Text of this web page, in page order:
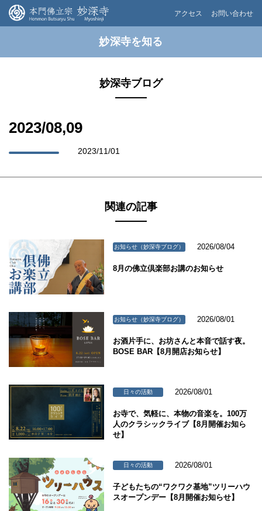
アクセス お問い合わせ
妙深寺を知る
妙深寺ブログ
2023/08,09
2023/11/01
関連の記事
お知らせ（妙深寺ブログ） 2026/08/04
8月の佛立倶楽部お講のお知らせ
お知らせ（妙深寺ブログ） 2026/08/01
お酒片手に、お坊さんと本音で話す夜。
BOSE BAR【8月開店お知らせ】
日々の活動 2026/08/01
お寺で、気軽に、本物の音楽を。100万
人のクラシックライブ【8月開催お知ら
せ】
日々の活動 2026/08/01
子どもたちの“ワクワク基地”ツリーハウ
スオープンデー【8月開催お知らせ】